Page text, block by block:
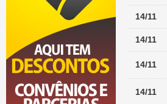
14/11
14/11
14/11
14/11